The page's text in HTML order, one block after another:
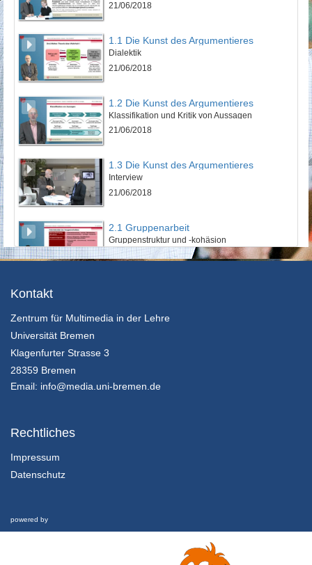
21/06/2018
1.1 Die Kunst des Argumentieres
Dialektik
21/06/2018
1.2 Die Kunst des Argumentieres
Klassifikation und Kritik von Aussagen
21/06/2018
1.3 Die Kunst des Argumentieres
Interview
21/06/2018
2.1 Gruppenarbeit
Gruppenstruktur und -kohäsion
21/06/2018
21/06/2018
Kontakt
Zentrum für Multimedia in der Lehre
Universität Bremen
Klagenfurter Strasse 3
28359 Bremen
Email: info@media.uni-bremen.de
Rechtliches
Impressum
Datenschutz
powered by